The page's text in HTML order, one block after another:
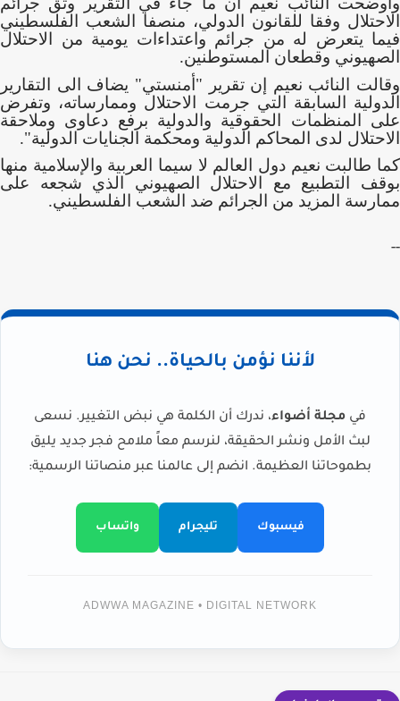
الاحتلال وفقا للقانون الدولي، منصفا الشعب الفلسطيني
فيما يتعرض له من جرائم واعتداءات يومية من الاحتلال
الصهيوني وقطعان المستوطنين.
وقالت النائب نعيم إن تقرير "أمنستي" يضاف الى التقارير
الدولية السابقة التي جرمت الاحتلال وممارساته، وتفرض
على المنظمات الحقوقية والدولية برفع دعاوى وملاحقة
الاحتلال لدى المحاكم الدولية ومحكمة الجنايات الدولية".
كما طالبت نعيم دول العالم لا سيما العربية والإسلامية منها
بوقف التطبيع مع الاحتلال الصهيوني الذي شجعه على
ممارسة المزيد من الجرائم ضد الشعب الفلسطيني.
--
لأننا نؤمن بالحياة.. نحن هنا
في مجلة أضواء، ندرك أن الكلمة هي نبض التغيير. نسعى
لبث الأمل ونشر الحقيقة، لنرسم معاً ملامح فجر جديد يليق
بطموحاتنا العظيمة. انضم إلى عالمنا عبر منصاتنا الرسمية:
فيسبوك تليجرام واتساب
ADWWA MAGAZINE • DIGITAL NETWORK